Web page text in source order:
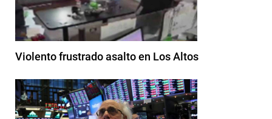
Violento frustrado asalto en Los Altos